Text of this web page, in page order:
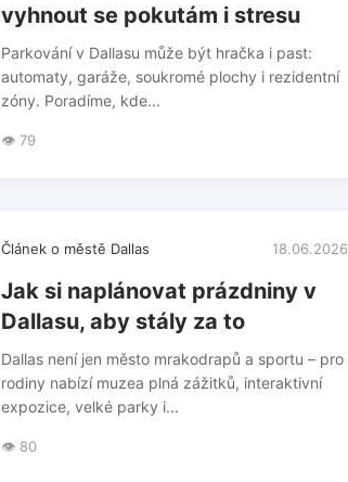
vyhnout se pokutám i stresu
Parkování v Dallasu může být hračka i past:
automaty, garáže, soukromé plochy i rezidentní
zóny. Poradíme, kde...
👁️ 79
Článek o městě Dallas 18.06.2026
Jak si naplánovat prázdniny v
Dallasu, aby stály za to
Dallas není jen město mrakodrapů a sportu – pro
rodiny nabízí muzea plná zážitků, interaktivní
expozice, velké parky i...
👁️ 80